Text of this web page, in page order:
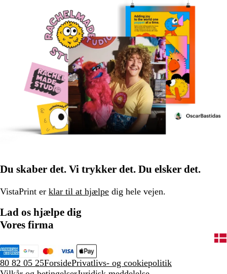
Du skaber det. Vi trykker det. Du elsker det.
VistaPrint er klar til at hjælpe dig hele vejen.
Lad os hjælpe dig
Vores firma
80 82 05 25ForsidePrivatlivs- og cookiepolitik